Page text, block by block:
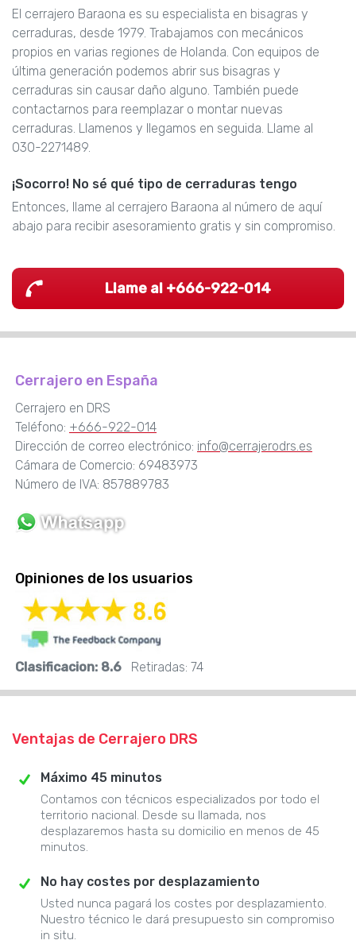
El cerrajero Baraona es su especialista en bisagras y
cerraduras, desde 1979. Trabajamos con mecánicos
propios en varias regiones de Holanda. Con equipos de
última generación podemos abrir sus bisagras y
cerraduras sin causar daño alguno. También puede
contactarnos para reemplazar o montar nuevas
cerraduras. Llamenos y llegamos en seguida. Llame al
030-2271489.
¡Socorro! No sé qué tipo de cerraduras tengo
Entonces, llame al cerrajero Baraona al número de aquí
abajo para recibir asesoramiento gratis y sin compromiso.
Llame al +666-922-014
Cerrajero en España
Cerrajero en DRS
Teléfono: +666-922-014
Dirección de correo electrónico: info@cerrajerodrs.es
Cámara de Comercio: 69483973
Número de IVA: 857889783
Opiniones de los usuarios
Clasificacion: 8.6 Retiradas: 74
Ventajas de Cerrajero DRS
Máximo 45 minutos
Contamos con técnicos especializados por todo el
territorio nacional. Desde su llamada, nos
desplazaremos hasta su domicilio en menos de 45
minutos.
No hay costes por desplazamiento
Usted nunca pagará los costes por desplazamiento.
Nuestro técnico le dará presupuesto sin compromiso
in situ.